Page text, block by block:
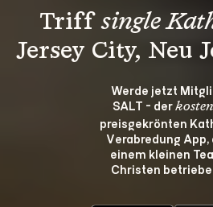
Triff single
Jersey City, Neu
Werde jetzt
SALT - der
preisgekrönten
Verabredung App,
einem kleinen
Christen